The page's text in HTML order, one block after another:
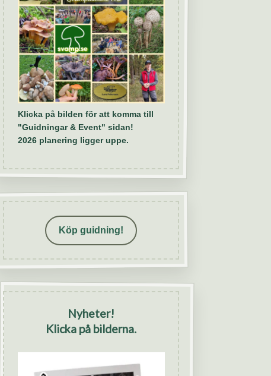
Klicka på bilden för att komma till
"Guidningar & Event" sidan!
2026 planering ligger uppe.
Köp guidning!
Nyheter!
Klicka på bilderna.